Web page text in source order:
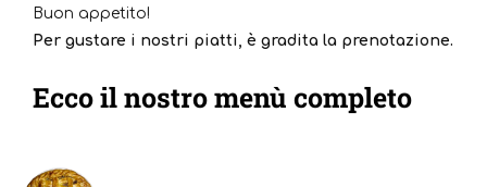
Buon appetito!
Per gustare i nostri piatti, è gradita la prenotazione.
Ecco il nostro menù completo